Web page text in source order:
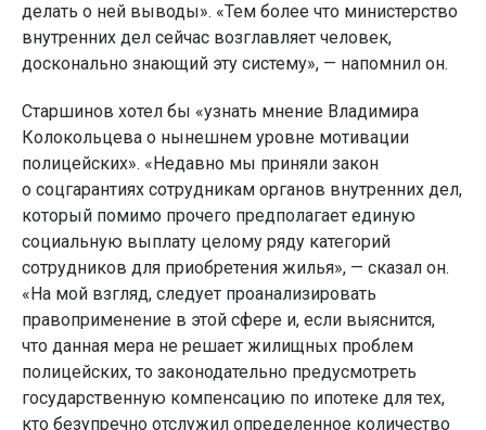
делать о ней выводы». «Тем более что министерство
внутренних дел сейчас возглавляет человек,
досконально знающий эту систему», — напомнил он.
Старшинов хотел бы «узнать мнение Владимира
Колокольцева о нынешнем уровне мотивации
полицейских». «Недавно мы приняли закон
о соцгарантиях сотрудникам органов внутренних дел,
который помимо прочего предполагает единую
социальную выплату целому ряду категорий
сотрудников для приобретения жилья», — сказал он.
«На мой взгляд, следует проанализировать
правоприменение в этой сфере и, если выяснится,
что данная мера не решает жилищных проблем
полицейских, то законодательно предусмотреть
государственную компенсацию по ипотеке для тех,
кто безупречно отслужил определенное количество